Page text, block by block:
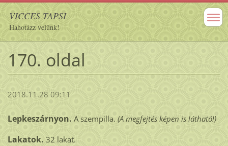
VICCES TAPSI
Hahotázz velünk!
170. oldal
2018.11.28 09:11
Lepkeszárnyon. A szempilla. (A megfejtés képen is látható!)
Lakatok. 32 lakat.